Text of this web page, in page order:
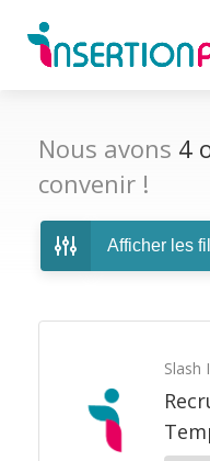
Nous avons 4
convenir !
Afficher les
Slash